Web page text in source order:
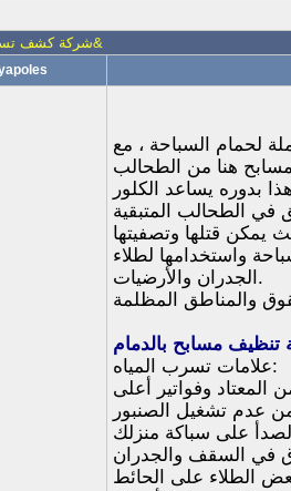
شركة كشف تسربات المياه بالدما&
لحمام السباحة ، مع
هنا من الطحالب
بدوره يساعد الكلور
واستخدامها لطلاء
الجدران والأرضيات.
والمناطق المظلمة
تنظيف مسابح بالدمام
علامات تسرب المياه:
وفواتير أعلى
من عدم تشغيل الصنبور
على سباكة منزلك
في السقف والجدران
الطلاء على الحائط